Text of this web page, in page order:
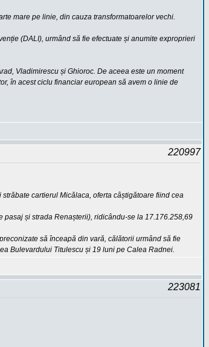
mare pe linie, din cauza transformatoarelor vechi.
(DALI), urmând să fie efectuate și anumite exproprieri
Vladimirescu și Ghioroc. De aceea este un moment
în acest ciclu financiar european să avem o linie de
220997
cartierul Micălaca, oferta câștigătoare fiind cea
și strada Renașterii), ridicându-se la 17.176.258,69
să înceapă din vară, călătorii urmând să fie
Bulevardului Titulescu și 19 luni pe Calea Radnei.
223081